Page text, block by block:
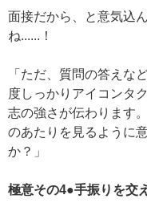
面接だから、と意気込
ね......！
「ただ、質問の答えな
度しっかりアイコンタ
志の強さが伝わります
のあたりを見るように
か？」
極意その4●手振りを交